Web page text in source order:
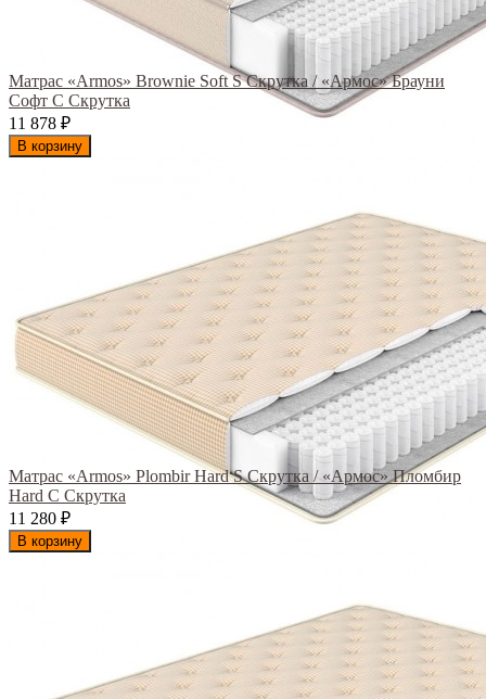
Матрас «Armos» Brownie Soft S Скрутка / «Армос» Брауни
Софт С Скрутка
11 878 ₽
В корзину
Матрас «Armos» Plombir Hard S Скрутка / «Армос» Пломбир
Hard С Скрутка
11 280 ₽
В корзину